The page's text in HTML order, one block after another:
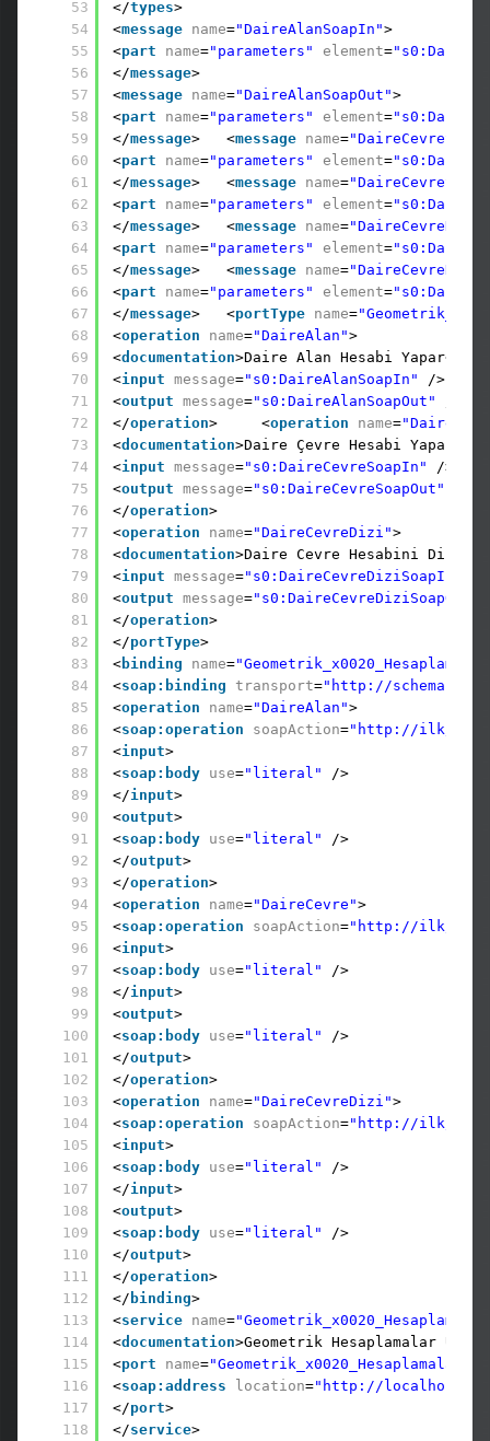
53
54
55
56
57
58
59
60
61
62
63
64
65
66
67
68
69
70
71
72
73
74
75
76
77
78
79
80
81
82
83
84
85
86
87
88
89
90
91
92
93
94
95
96
97
98
99
100
101
102
103
104
105
106
107
108
109
110
111
112
113
114
115
116
117
118
</types>
<message name="DaireAlanSoapIn">
<part name="parameters" element=
</message>
<message name="DaireAlanSoapOut">
<part name="parameters" element=
</message>   <message name=
<part name="parameters" element=
</message>   <message name=
<part name="parameters" element=
</message>   <message name=
<part name="parameters" element=
</message>   <message name=
<part name="parameters" element=
</message>   <portType name=
<operation name="DaireAlan">
<documentation>Daire Alan Hesabi Yapar</
<input message="s0:DaireAlanSoapIn"
/>
<output message="s0:DaireAlanSoapOut"
</operation>     <operation name=
<documentation>Daire Çevre Hesabi Yapar.</
<input message="s0:DaireCevreSoapIn"
/>
<output message="s0:DaireCevreSoapOut"
</operation>
<operation name="DaireCevreDizi">
<documentation>Daire Cevre Hesabini Dizi
<input message="s0:DaireCevreDiziSoapIn"
<output message="s0:DaireCevreDiziSoapOut"
</operation>
</portType>
<binding name=
<soap:binding transport="http://
<operation name="DaireAlan">
<soap:operation soapAction="http://ilk/
<input>
<soap:body use="literal"
/>
</input>
<output>
<soap:body use="literal"
/>
</output>
</operation>
<operation name="DaireCevre">
<soap:operation soapAction="http://ilk/
<input>
<soap:body use="literal"
/>
</input>
<output>
<soap:body use="literal"
/>
</output>
</operation>
<operation name="DaireCevreDizi">
<soap:operation soapAction="http://ilk/
<input>
<soap:body use="literal"
/>
</input>
<output>
<soap:body use="literal"
/>
</output>
</operation>
</ binding>
<service name=
<documentation>Geometrik Hesaplamalar
<port name=
<soap:address location="http://localhost/
</port>
</service>